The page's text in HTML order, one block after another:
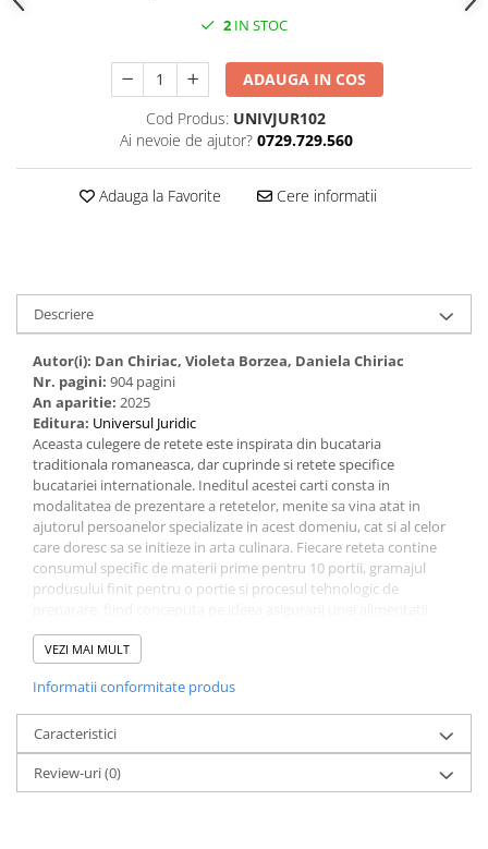
2 IN STOC
ADAUGA IN COS
Cod Produs: UNIVJUR102
Ai nevoie de ajutor? 0729.729.560
Adauga la Favorite Cere informatii
Descriere
Autor(i): Dan Chiriac, Violeta Borzea, Daniela Chiriac
Nr. pagini: 904 pagini
An aparitie: 2025
Editura: Universul Juridic
Aceasta culegere de retete este inspirata din bucataria
traditionala romaneasca, dar cuprinde si retete specifice
bucatariei internationale. Ineditul acestei carti consta in
modalitatea de prezentare a retetelor, menite sa vina atat in
ajutorul persoanelor specializate in acest domeniu, cat si al celor
care doresc sa se initieze in arta culinara. Fiecare reteta contine
consumul specific de materii prime pentru 10 portii, gramajul
produsului finit pentru o portie si procesul tehnologic de
fundamentate pe principii stiintifice.
In pas cu cerintele gastronomiei, aceasta culegere – care contine
promovarea unui consum sporit de legume, in concordanta cu
principiile echilibrate nutritional, precum si la diversificarea
sortimentului in acest sector.
Cartea este structurata in noua capitole, corespunzatoare
diferitelor grupe de semipreparate si preparate culinare, si
contine, de asemenea, principalele metode moderne de
VEZI MAI MULT
Informatii conformitate produs
Caracteristici
Review-uri(0)